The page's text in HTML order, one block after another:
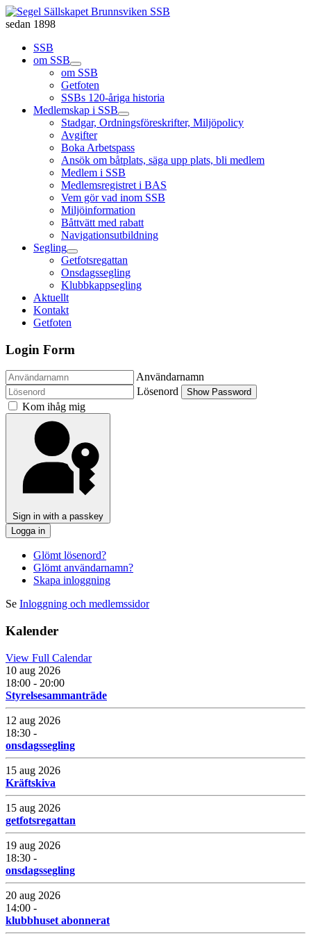
sedan 1898
SSB
om SSB
om SSB
Getfoten
SSBs 120-åriga historia
Medlemskap i SSB
Stadgar, Ordningsföreskrifter, Miljöpolicy
Avgifter
Boka Arbetspass
Ansök om båtplats, säga upp plats, bli medlem
Medlem i SSB
Medlemsregistret i BAS
Vem gör vad inom SSB
Miljöinformation
Båttvätt med rabatt
Navigationsutbildning
Segling
Getfotsregattan
Onsdagssegling
Klubbkappsegling
Aktuellt
Kontakt
Getfoten
Login Form
Användarnamn
Lösenord
Show Password
Kom ihåg mig
Sign in with a passkey
Logga in
Glömt lösenord?
Glömt användarnamn?
Skapa inloggning
Se Inloggning och medlemssidor
Kalender
View Full Calendar
10 aug 2026
18:00 - 20:00
Styrelsesammanträde
12 aug 2026
18:30 -
onsdagssegling
15 aug 2026
Kräftskiva
15 aug 2026
getfotsregattan
19 aug 2026
18:30 -
onsdagssegling
20 aug 2026
14:00 -
klubbhuset abonnerat